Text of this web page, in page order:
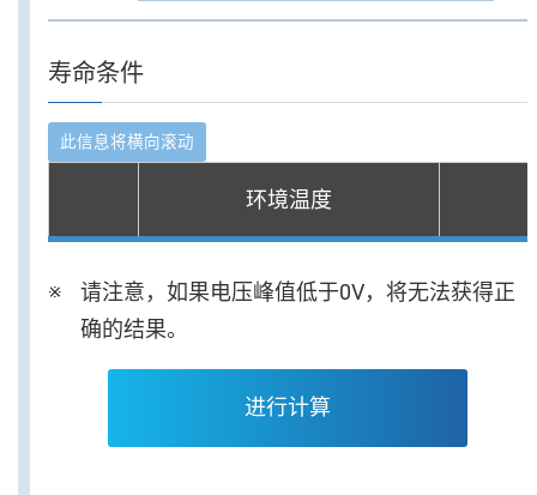
寿命条件
环境温度
请注意，如果电压峰值低于0V，将无法获得正
确的结果。
进行计算